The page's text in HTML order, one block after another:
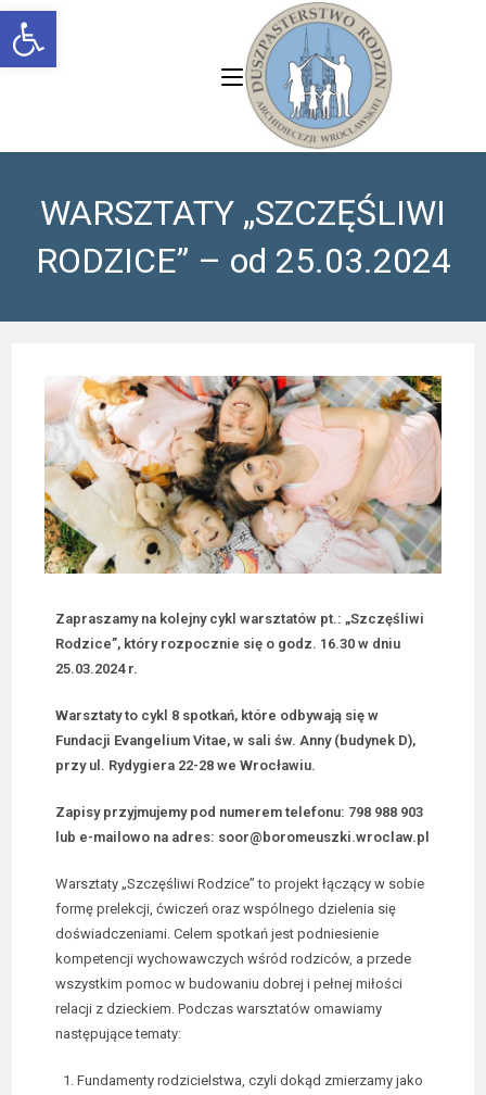
Open toolbar
WARSZTATY „SZCZĘŚLIWI
RODZICE” – od 25.03.2024
Zapraszamy na kolejny cykl warsztatów pt.: „Szczęśliwi
Rodzice”, który rozpocznie się o godz. 16.30 w dniu
25.03.2024 r.
Warsztaty to cykl 8 spotkań, które odbywają się w
Fundacji Evangelium Vitae, w sali św. Anny (budynek D),
przy ul. Rydygiera 22-28 we Wrocławiu.
Zapisy przyjmujemy pod numerem telefonu: 798 988 903
lub e-mailowo na adres: soor@boromeuszki.wroclaw.pl
Warsztaty „Szczęśliwi Rodzice” to projekt łączący w sobie
formę prelekcji, ćwiczeń oraz wspólnego dzielenia się
doświadczeniami. Celem spotkań jest podniesienie
kompetencji wychowawczych wśród rodziców, a przede
wszystkim pomoc w budowaniu dobrej i pełnej miłości
relacji z dzieckiem. Podczas warsztatów omawiamy
następujące tematy:
Fundamenty rodzicielstwa, czyli dokąd zmierzamy jako